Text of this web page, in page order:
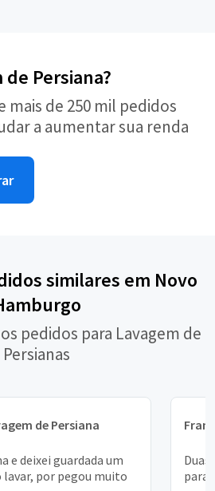
de Persiana?
mais de 250 mil pedidos
a aumentar sua renda
similares em Novo
pedidos para Lavagem de
Persianas
de Persiana
e deixei guardada um
por pegou muito
para